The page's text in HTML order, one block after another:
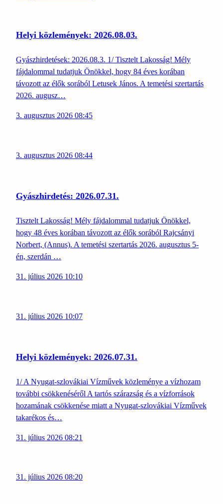
Helyi közlemények: 2026.08.03.
Gyászhirdetések: 2026.08.3. 1/ Tisztelt Lakosság! Mély
fájdalommal tudatjuk Önökkel, hogy 84 éves korában
távozott az élők sorából Letusek János. A temetési szertartás
2026. augusz…
3. augusztus 2026 08:45
3. augusztus 2026 08:44
Gyászhirdetés: 2026.07.31.
Tisztelt Lakosság! Mély fájdalommal tudatjuk Önökkel,
hogy 48 éves korában távozott az élők sorából Rajcsányi
Norbert, (Annus). A temetési szertartás 2026. augusztus 5-
én, szerdán …
31. július 2026 10:10
31. július 2026 10:07
Helyi közlemények: 2026.07.31.
1/ A Nyugat-szlovákiai Vízművek közleménye a vízhozam
további csökkenéséről A tartós szárazság és a vízforrások
hozamának csökkenése miatt a Nyugat-szlovákiai Vízművek
takarékos és…
31. július 2026 08:21
31. július 2026 08:20